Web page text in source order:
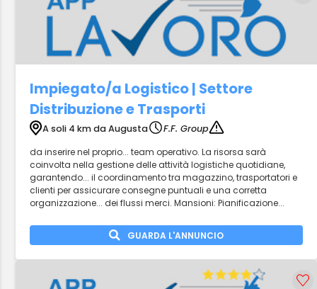
Impiegato/a Logistico | Settore
Distribuzione e Trasporti
A soli 4 km da Augusta
F.F. Group
da inserire nel proprio... team operativo. La risorsa sarà
coinvolta nella gestione delle attività logistiche quotidiane,
garantendo... il coordinamento tra magazzino, trasportatori e
clienti per assicurare consegne puntuali e una corretta
organizzazione... dei flussi merci. Mansioni: Pianificazione...
GUARDA L'ANNUNCIO